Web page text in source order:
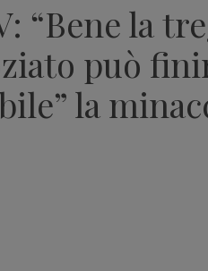
“Bene la
può
la